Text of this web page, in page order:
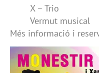
X – Trio
Vermut musical
Més informació i